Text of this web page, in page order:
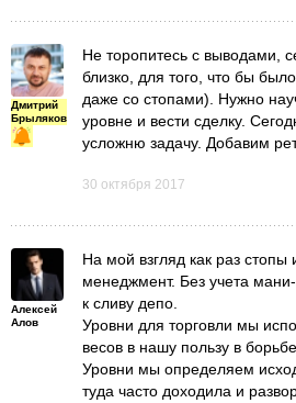
Дмитрий
Брыляков
Не торопитесь с выводами,
близко, для того, что бы
даже со стопами). Нужно
уровне и вести сделку.
усложню задачу. Добавим
30 октября 2017
Алексей
Алов
На мой взгляд как раз стопы
менеджмент. Без учета
к сливу депо.
Уровни для торговли мы
весов в нашу пользу в
Уровни мы определяем
туда часто доходила и